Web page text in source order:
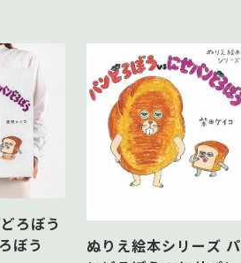
うや・こぶ
ろぼう
ぼう
ぬりえ絵本シリーズ パ